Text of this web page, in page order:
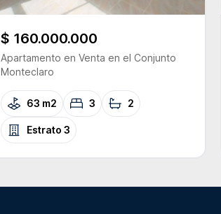
$ 160.000.000
Apartamento en Venta en el Conjunto
Monteclaro
63 m2 3 2
Estrato 3